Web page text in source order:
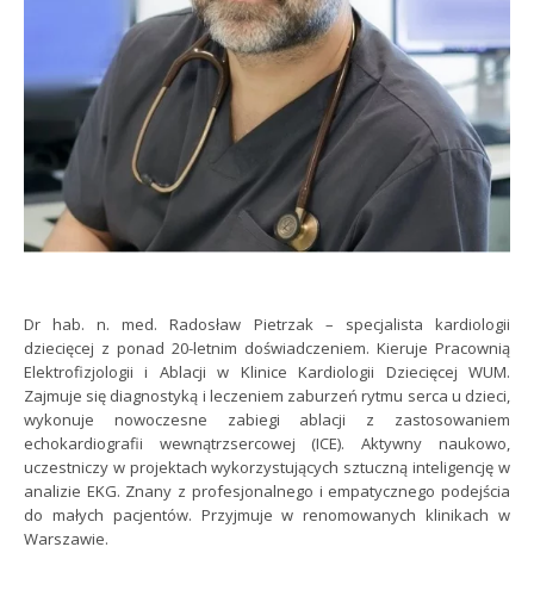
Dr hab. n. med. Radosław Pietrzak – specjalista kardiologii
dziecięcej z ponad 20-letnim doświadczeniem. Kieruje Pracownią
Elektrofizjologii i Ablacji w Klinice Kardiologii Dziecięcej WUM.
Zajmuje się diagnostyką i leczeniem zaburzeń rytmu serca u dzieci,
wykonuje nowoczesne zabiegi ablacji z zastosowaniem
echokardiografii wewnątrzsercowej (ICE). Aktywny naukowo,
uczestniczy w projektach wykorzystujących sztuczną inteligencję w
analizie EKG. Znany z profesjonalnego i empatycznego podejścia
do małych pacjentów. Przyjmuje w renomowanych klinikach w
Warszawie.